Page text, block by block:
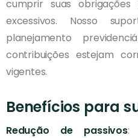
cumprir suas
excessivos. Nosso
planejamento
contribuições estejam
vigentes.
Benefícios para
Redução de passivos: